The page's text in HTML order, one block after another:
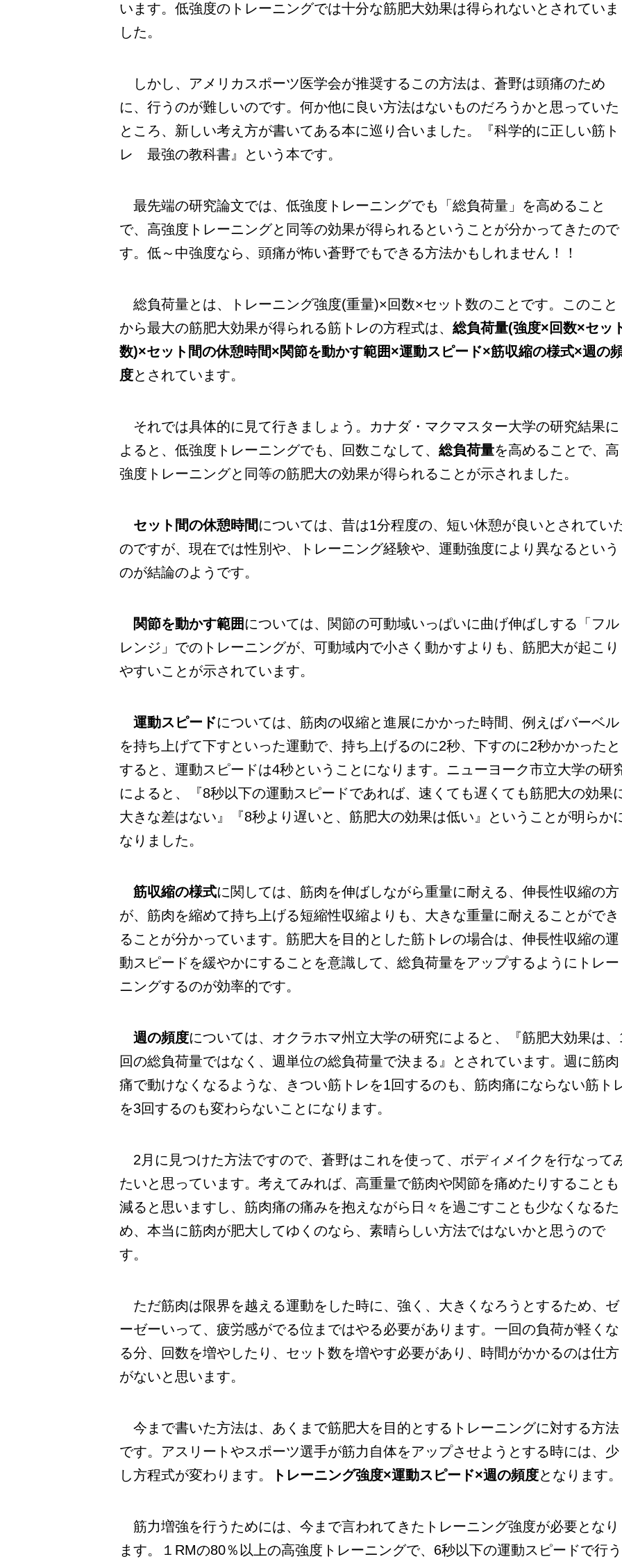
います。低強度のトレーニングでは十分な筋肥大効果は得られないとされていま
した。
しかし、アメリカスポーツ医学会が推奨するこの方法は、蒼野は頭痛のため
に、行うのが難しいのです。何か他に良い方法はないものだろうかと思っていた
ところ、新しい考え方が書いてある本に巡り合いました。『科学的に正しい筋ト
レ 最強の教科書』という本です。
最先端の研究論文では、低強度トレーニングでも「総負荷量」を高めること
で、高強度トレーニングと同等の効果が得られるということが分かってきたので
す。低～中強度なら、頭痛が怖い蒼野でもできる方法かもしれません！！
総負荷量とは、トレーニング強度(重量)×回数×セット数のことです。このこと
から最大の筋肥大効果が得られる筋トレの方程式は、総負荷量(強度×回数×セッ
数)×セット間の休憩時間×関節を動かす範囲×運動スピード×筋収縮の様式×週の
度とされています。
それでは具体的に見て行きましょう。カナダ・マクマスター大学の研究結果に
よると、低強度トレーニングでも、回数こなして、総負荷量を高めることで、高
強度トレーニングと同等の筋肥大の効果が得られることが示されました。
セット間の休憩時間 については、昔は1分程度の、短い休憩が良いとされてい
のですが、現在では性別や、トレーニング経験や、運動強度により異なるという
のが結論のようです。
関節を動かす範囲 については、関節の可動域いっぱいに曲げ伸ばしする「フル
レンジ」でのトレーニングが、可動域内で小さく動かすよりも、筋肥大が起こり
やすいことが示されています。
運動スピードについては、筋肉の収縮と進展にかかった時間、例えばバーベル
を持ち上げて下すといった運動で、持ち上げるのに2秒、下すのに2秒かかったと
すると、運動スピードは4秒ということになります。ニューヨーク市立大学の研
によると、『8秒以下の運動スピードであれば、速くても遅くても筋肥大の効果
大きな差はない』『8秒より遅いと、筋肥大の効果は低い』ということが明らか
なりました。
筋収縮の様式に関しては、筋肉を伸ばしながら重量に耐える、伸長性収縮の方
が、筋肉を縮めて持ち上げる短縮性収縮よりも、大きな重量に耐えることができ
ることが分かっています。筋肥大を目的とした筋トレの場合は、伸長性収縮の運
動スピードを緩やかにすることを意識して、総負荷量をアップするようにトレー
ニングするのが効率的です。
週の頻度については、オクラホマ州立大学の研究によると、『筋肥大効果は、
回の総負荷量ではなく、週単位の総負荷量で決まる』とされています。週に筋肉
痛で動けなくなるような、きつい筋トレを1回するのも、筋肉痛にならない筋ト
を3回するのも変わらないことになります。
2月に見つけた方法ですので、蒼野はこれを使って、ボディメイクを行なって
たいと思っています。考えてみれば、高重量で筋肉や関節を痛めたりすることも
減ると思いますし、筋肉痛の痛みを抱えながら日々を過ごすことも少なくなるた
め、本当に筋肉が肥大してゆくのなら、素晴らしい方法ではないかと思うので
す。
ただ筋肉は限界を越える運動をした時に、強く、大きくなろうとするため、ゼ
ーゼーいって、疲労感がでる位まではやる必要があります。一回の負荷が軽くな
る分、回数を増やしたり、セット数を増やす必要があり、時間がかかるのは仕方
がないと思います。
今まで書いた方法は、あくまで筋肥大を目的とするトレーニングに対する方法
です。アスリートやスポーツ選手が筋力自体をアップさせようとする時には、少
し方程式が変わります。
トレーニング強度×運動スピード×週の頻度となります。
筋力増強を行うためには、今まで言われてきたトレーニング強度が必要となり
ます。１RMの80％以上の高強度トレーニングで、6秒以下の運動スピードで行う